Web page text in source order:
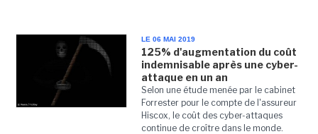
LE 06 MAI 2019
125% d'augmentation du coût
indemnisable après une cyber-
attaque en un an
Selon une étude menée par le cabinet
Forrester pour le compte de l'assureur
Hiscox, le coût des cyber-attaques
continue de croître dans le monde.